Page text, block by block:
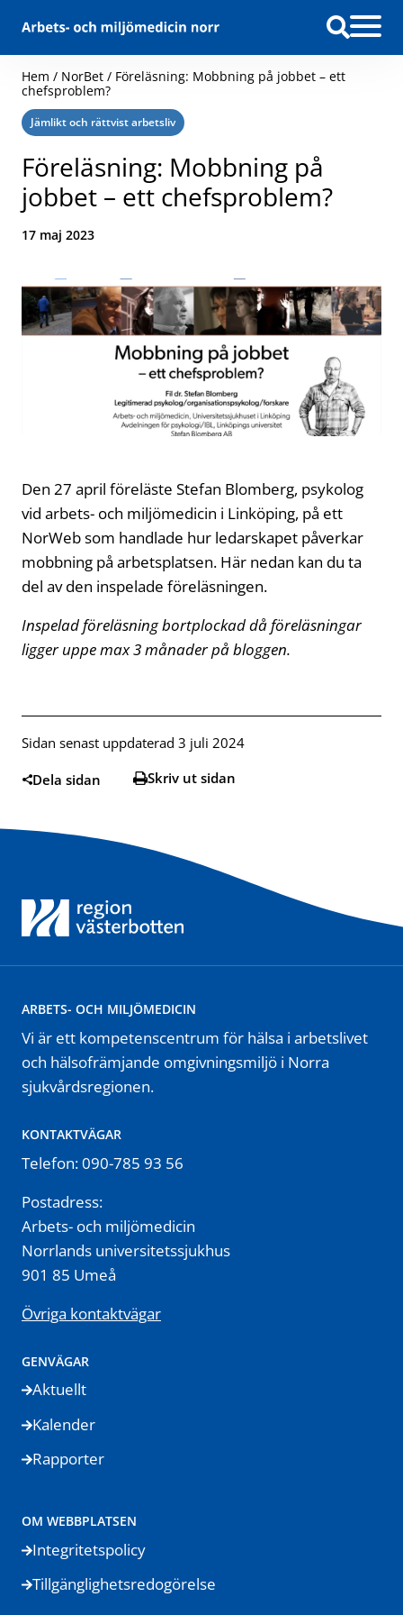
Hem / NorBet / Föreläsning: Mobbning på jobbet – ett
chefsproblem?
Kategori:
Jämlikt och rättvist arbetsliv
Föreläsning: Mobbning på
jobbet – ett chefsproblem?
Datum:
17 maj 2023
Den 27 april föreläste Stefan Blomberg, psykolog
vid arbets- och miljömedicin i Linköping, på ett
NorWeb som handlade hur ledarskapet påverkar
mobbning på arbetsplatsen. Här nedan kan du ta
del av den inspelade föreläsningen.
Inspelad föreläsning bortplockad då föreläsningar
ligger uppe max 3 månader på bloggen.
Sidan senast uppdaterad 3 juli 2024
Dela sidan Skriv ut sidan
ARBETS- OCH MILJÖMEDICIN
Vi är ett kompetenscentrum för hälsa i arbetslivet
och hälsofrämjande omgivningsmiljö i Norra
sjukvårdsregionen.
KONTAKTVÄGAR
Telefon: 090-785 93 56
Postadress:
Arbets- och miljömedicin
Norrlands universitetssjukhus
901 85 Umeå
Övriga kontaktvägar
GENVÄGAR
Aktuellt
Kalender
Rapporter
OM WEBBPLATSEN
Integritetspolicy
Tillgänglighetsredogörelse